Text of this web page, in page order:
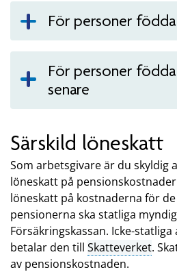
För personer
För personer
senare
Särskild löneskatt
Som arbetsgivare är du skyldig
löneskatt på pensionskostnader
löneskatt på kostnaderna för
pensionerna ska statliga
Försäkringskassan. Icke-
betalar den till Skatteverket.
av pensionskostnaden.